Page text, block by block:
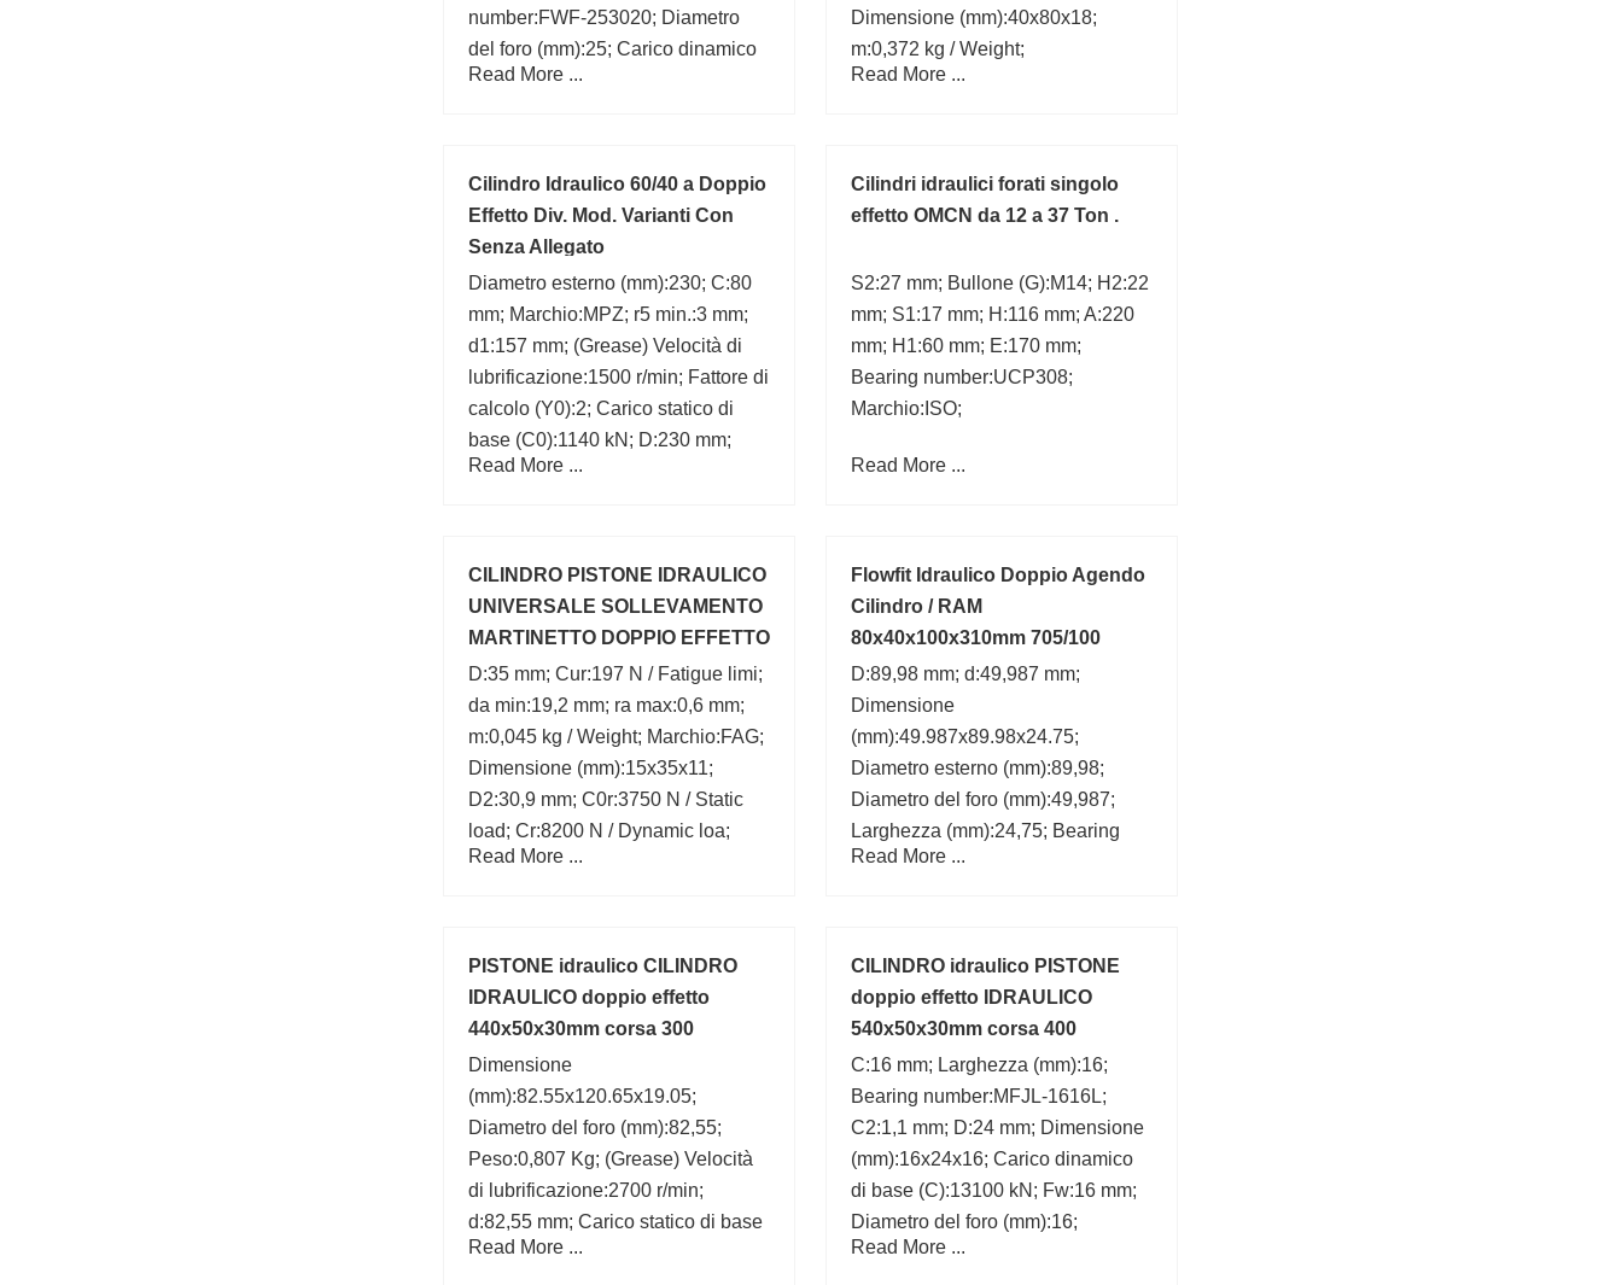
number:FWF-253020; Diametro
del foro (mm):25; Carico dinamico
di base (C):18,8 kN;
Read More ...
Dimensione (mm):40x80x18;
m:0,372 kg / Weight;
Read More ...
Cilindro Idraulico 60/40 a Doppio
Effetto Div. Mod. Varianti Con
Senza Allegato
Diametro esterno (mm):230; C:80
mm; Marchio:MPZ; r5 min.:3 mm;
d1:157 mm; (Grease) Velocità di
lubrificazione:1500 r/min; Fattore di
calcolo (Y0):2; Carico statico di
base (C0):1140 kN; D:230 mm;
b1:11 mm;
Read More ...
Cilindri idraulici forati singolo
effetto OMCN da 12 a 37 Ton .
S2:27 mm; Bullone (G):M14; H2:22
mm; S1:17 mm; H:116 mm; A:220
mm; H1:60 mm; E:170 mm;
Bearing number:UCP308;
Marchio:ISO;
Read More ...
CILINDRO PISTONE IDRAULICO
UNIVERSALE SOLLEVAMENTO
MARTINETTO DOPPIO EFFETTO
D:35 mm; Cur:197 N / Fatigue limi;
da min:19,2 mm; ra max:0,6 mm;
m:0,045 kg / Weight; Marchio:FAG;
Dimensione (mm):15x35x11;
D2:30,9 mm; C0r:3750 N / Static
load; Cr:8200 N / Dynamic loa;
Read More ...
Flowfit Idraulico Doppio Agendo
Cilindro / RAM
80x40x100x310mm 705/100
D:89,98 mm; d:49,987 mm;
Dimensione
(mm):49.987x89.98x24.75;
Diametro esterno (mm):89,98;
Diametro del foro (mm):49,987;
Larghezza (mm):24,75; Bearing
number:28579/28520;
Read More ...
PISTONE idraulico CILINDRO
IDRAULICO doppio effetto
440x50x30mm corsa 300
Dimensione
(mm):82.55x120.65x19.05;
Diametro del foro (mm):82,55;
Peso:0,807 Kg; (Grease) Velocità
di lubrificazione:2700 r/min;
d:82,55 mm; Carico statico di base
(C0):28,3 kN; B:19,05 mm; C:19,05
Read More ...
CILINDRO idraulico PISTONE
doppio effetto IDRAULICO
540x50x30mm corsa 400
C:16 mm; Larghezza (mm):16;
Bearing number:MFJL-1616L;
C2:1,1 mm; D:24 mm; Dimensione
(mm):16x24x16; Carico dinamico
di base (C):13100 kN; Fw:16 mm;
Diametro del foro (mm):16;
Diametro esterno (mm):24;
Read More ...